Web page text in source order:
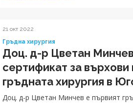
21 окт 2022
Гръдна хирургия
Доц. д-р Цветан
сертификат за
гръдната хирургия в
Доц. д-р Цветан Минчев е първият